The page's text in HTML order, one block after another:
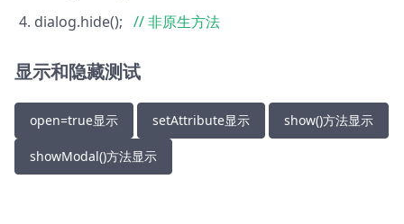
dialog.hide(); // 非原生方法
显示和隐藏测试
open=true显示 setAttribute显示 show()方法显示
showModal()方法显示